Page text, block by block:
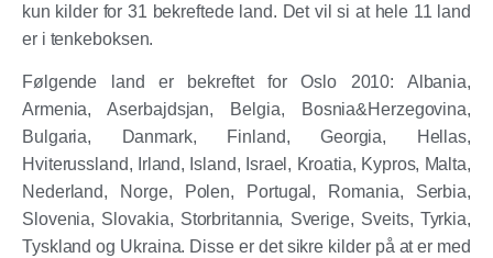
kun kilder for 31 bekreftede land. Det vil si at hele 11 land
er i tenkeboksen.
Følgende land er bekreftet for Oslo 2010: Albania,
Armenia, Aserbajdsjan, Belgia, Bosnia&Herzegovina,
Bulgaria, Danmark, Finland, Georgia, Hellas,
Hviterussland, Irland, Island, Israel, Kroatia, Kypros, Malta,
Nederland, Norge, Polen, Portugal, Romania, Serbia,
Slovenia, Slovakia, Storbritannia, Sverige, Sveits, Tyrkia,
Tyskland og Ukraina. Disse er det sikre kilder på at er med